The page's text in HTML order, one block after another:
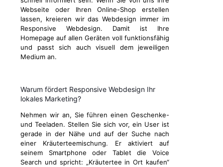
Webseite oder Ihren Online-Shop erstellen
lassen, kreieren wir das Webdesign immer im
Responsive Webdesign. Damit ist Ihre
Homepage auf allen Geräten voll funktionsfähig
und passt sich auch visuell dem jeweiligen
Medium an.
Warum fördert Responsive Webdesign Ihr
lokales Marketing?
Nehmen wir an, Sie führen einen Geschenke-
und Teeladen. Stellen Sie sich vor, ein User ist
gerade in der Nähe und auf der Suche nach
einer Kräuterteemischung. Er aktiviert auf
seinem Smartphone oder Tablet die Voice
Search und spricht: „Kräutertee in Ort kaufen“